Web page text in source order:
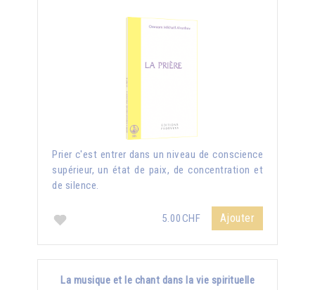
Prier c'est entrer dans un niveau de conscience
supérieur, un état de paix, de concentration et
de silence.
5.00CHF Ajouter
La musique et le chant dans la vie spirituelle